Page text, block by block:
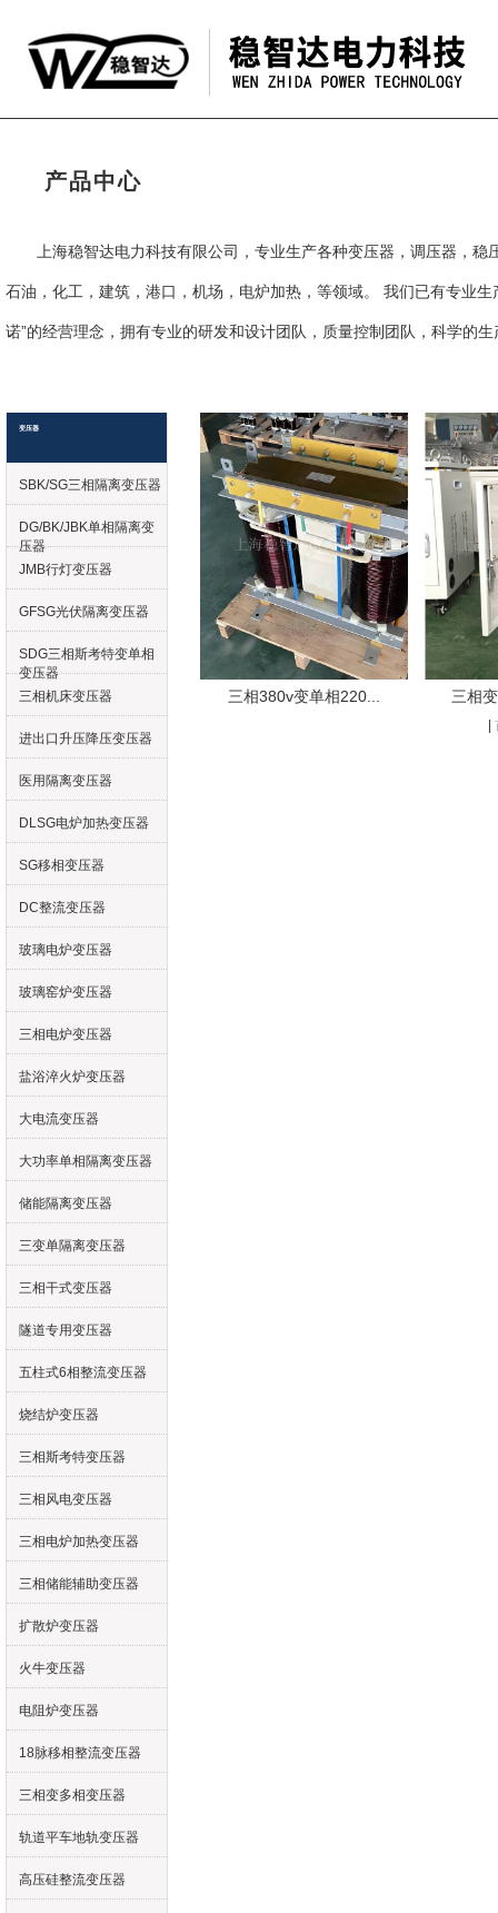
产品中心
上海稳智达电力科技有限公司，专业生产各种变压器，调压器，
石油，化工，建筑，港口，机场，电炉加热，等领域。 我们已有专业
诺”的经营理念，拥有专业的研发和设计团队，质量控制团队，科学的
变压器
SBK/SG三相隔离变压器
DG/BK/JBK单相隔离变
压器
JMB行灯变压器
GFSG光伏隔离变压器
SDG三相斯考特变单相
变压器
三相机床变压器
进出口升压降压变压器
医用隔离变压器
DLSG电炉加热变压器
SG移相变压器
DC整流变压器
玻璃电炉变压器
玻璃窑炉变压器
三相电炉变压器
盐浴淬火炉变压器
大电流变压器
大功率单相隔离变压器
储能隔离变压器
三变单隔离变压器
三相干式变压器
隧道专用变压器
五柱式6相整流变压器
烧结炉变压器
三相斯考特变压器
三相风电变压器
三相电炉加热变压器
三相储能辅助变压器
扩散炉变压器
火牛变压器
电阻炉变压器
18脉移相整流变压器
三相变多相变压器
轨道平车地轨变压器
高压硅整流变压器
三相380v变单相220... 三相
|